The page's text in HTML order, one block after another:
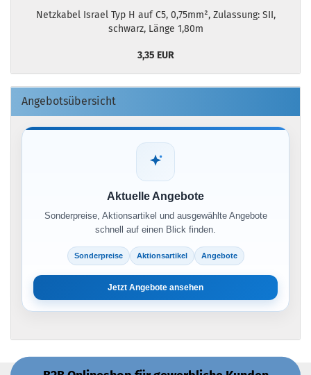
Netzkabel Israel Typ H auf C5, 0,75mm², Zulassung: SII,
schwarz, Länge 1,80m
3,35 EUR
Angebotsübersicht
Aktuelle Angebote
Sonderpreise, Aktionsartikel und ausgewählte Angebote
schnell auf einen Blick finden.
Sonderpreise Aktionsartikel Angebote
Jetzt Angebote ansehen